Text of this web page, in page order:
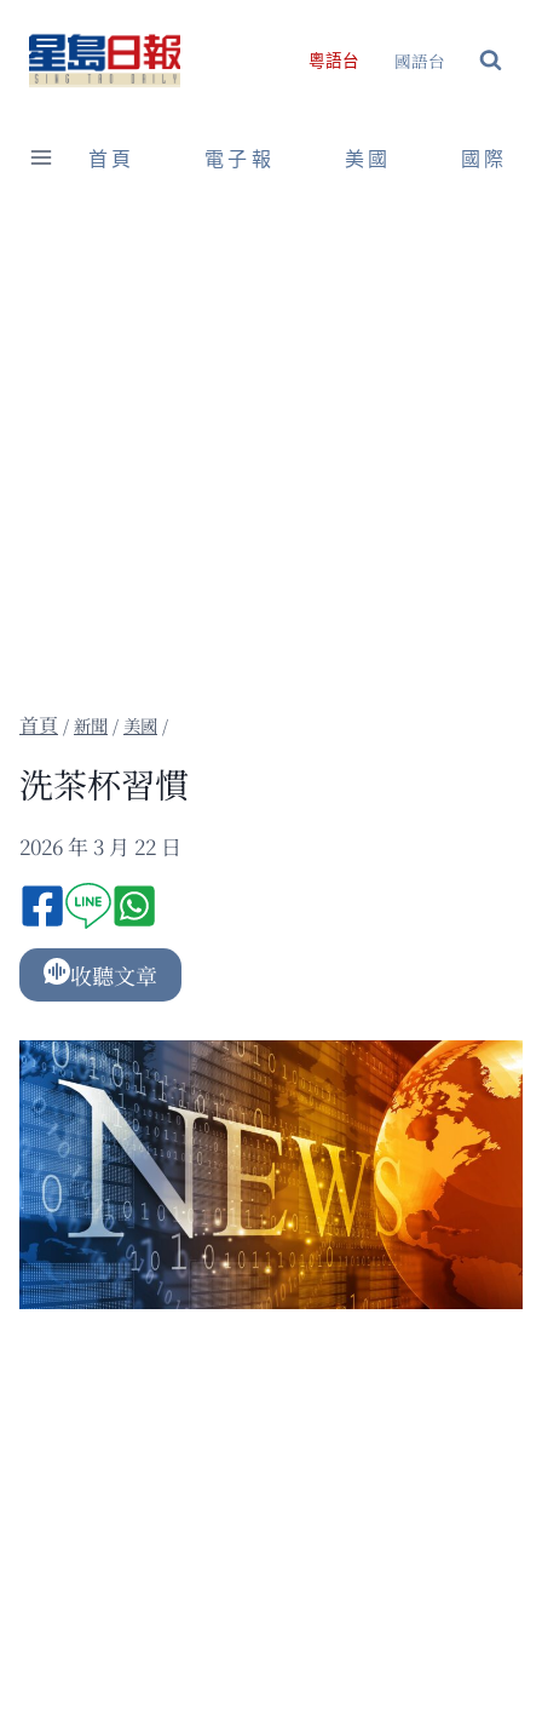
content
粵語台 國語台
首頁 電子報 美國 國際
/新聞 / 美國 /
洗茶杯習慣
2026 年 3 月 22 日
收聽文章